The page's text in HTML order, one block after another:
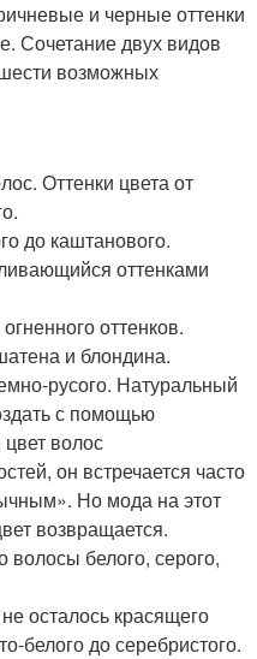
и черные оттенки
Сочетание двух видов
возможных
Оттенки цвета от
до каштанового.
оттенками
оттенков.
и блондина.
русого. Натуральный
с помощью
волос
он встречается часто
Но мода на этот
возвращается.
белого, серого,
осталось красящего
белого до серебристого.